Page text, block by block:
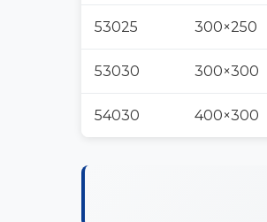
53025 300×250
53030 300×300
54030 400×300